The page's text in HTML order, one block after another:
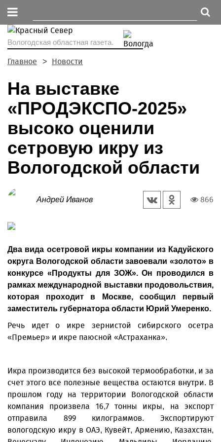
Вологодская областная газета.
Главное Новости
На выставке
«ПРОДЭКСПО-2025»
высоко оценили
сетровую икру из
Вологодской области
Андрей Иванов 866
Два вида осетровой икры компании из Кадуйского
округа Вологодской области завоевали «золото» в
конкурсе «Продукты для ЗОЖ». Он проводился в
рамках международной выставки продовольствия,
которая проходит в Москве, сообщил первый
заместитель губернатора области Юрий Умеренко.
Речь идет о икре зернистой сибирского осетра
«Премьер» и икре паюсной «Астраханка».
Икра производится без высокой термообработки, и за
счет этого все полезные вещества остаются внутри. В
прошлом году на территории Вологодской области
компания произвела 16,7 тонны икры, на экспорт
отправила 899 килограммов. Экспортируют
вологодскую икру в ОАЭ, Кувейт, Армению, Казахстан,